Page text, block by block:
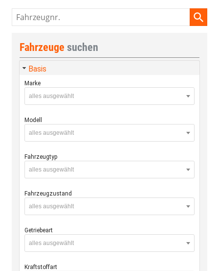
Fahrzeugnr.
Fahrzeuge suchen
Basis
Marke
alles ausgewählt
Modell
alles ausgewählt
Fahrzeugtyp
alles ausgewählt
Fahrzeugzustand
alles ausgewählt
Getriebeart
alles ausgewählt
Kraftstoffart